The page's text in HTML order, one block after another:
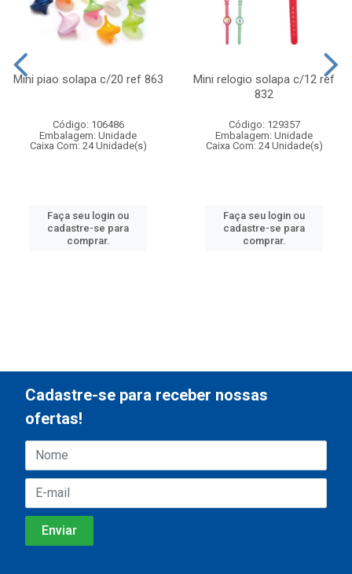
Mini piao solapa c/20 ref 863
Código: 106486
Embalagem: Unidade
Caixa Com: 24 Unidade(s)
Faça seu login ou
cadastre-se para
comprar.
Mini relogio solapa c/12 ref
832
Código: 129357
Embalagem: Unidade
Caixa Com: 24 Unidade(s)
Faça seu login ou
cadastre-se para
comprar.
Cadastre-se para receber nossas
ofertas!